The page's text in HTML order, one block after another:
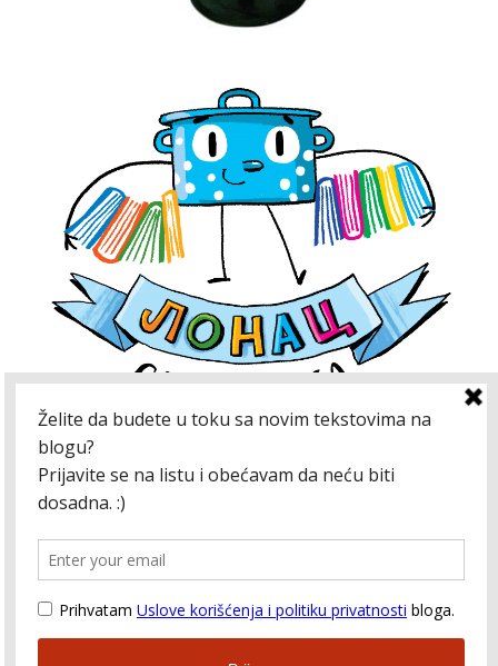
Kako bismo unapredili blog, koristimo kolačiće.
Neki kolačići koje koristimo neophodni su za
drugi se koriste za prikupljanje informacija o
korišćenju internet stranice (statistiku) kako bi
blog što više bio prilagođen vašim
interesovanjima.Politika privatnosti bloga